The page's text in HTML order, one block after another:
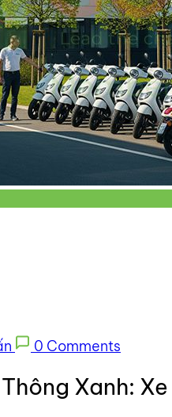
0 Comments
Xanh: